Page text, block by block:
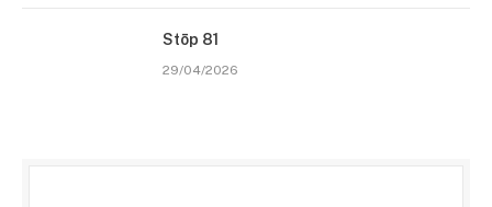
Stōp 81
29/04/2026